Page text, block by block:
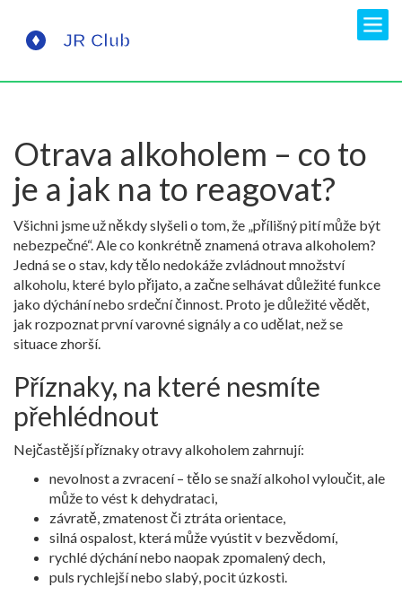
Otrava alkoholem – co to
je a jak na to reagovat?
Všichni jsme už někdy slyšeli o tom, že „přílišný pití může být
nebezpečné“. Ale co konkrétně znamená otrava alkoholem?
Jedná se o stav, kdy tělo nedokáže zvládnout množství
alkoholu, které bylo přijato, a začne selhávat důležité funkce
jako dýchání nebo srdeční činnost. Proto je důležité vědět,
jak rozpoznat první varovné signály a co udělat, než se
situace zhorší.
Příznaky, na které nesmíte
přehlédnout
Nejčastější příznaky otravy alkoholem zahrnují:
nevolnost a zvracení – tělo se snaží alkohol vyloučit, ale
může to vést k dehydrataci,
závratě, zmatenost či ztráta orientace,
silná ospalost, která může vyústit v bezvědomí,
rychlé dýchání nebo naopak zpomalený dech,
puls rychlejší nebo slabý, pocit úzkosti.